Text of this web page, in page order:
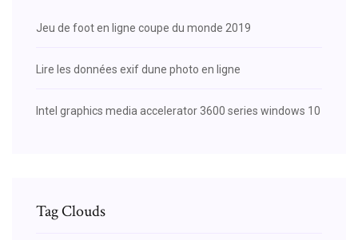
Jeu de foot en ligne coupe du monde 2019
Lire les données exif dune photo en ligne
Intel graphics media accelerator 3600 series windows 10
Tag Clouds